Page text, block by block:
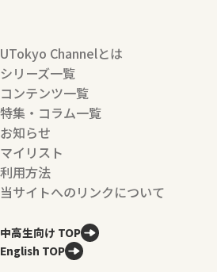
UTokyo Channelとは
シリーズ一覧
コンテンツ一覧
特集・コラム一覧
お知らせ
マイリスト
利用方法
当サイトへのリンクについて
中高生向け TOP
English TOP